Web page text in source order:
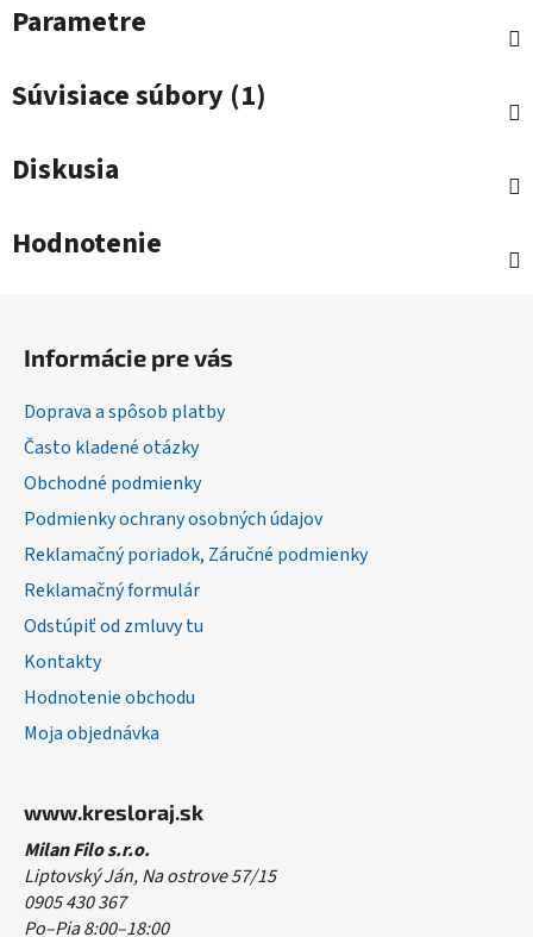
Parametre
Súvisiace súbory (1)
Diskusia
Hodnotenie
Informácie pre vás
Doprava a spôsob platby
Často kladené otázky
Obchodné podmienky
Podmienky ochrany osobných údajov
Reklamačný poriadok, Záručné podmienky
Reklamačný formulár
Odstúpiť od zmluvy tu
Kontakty
Hodnotenie obchodu
Moja objednávka
www.kresloraj.sk
Milan Filo s.r.o.
Liptovský Ján, Na ostrove 57/15
0905 430 367
Po–Pia 8:00–18:00